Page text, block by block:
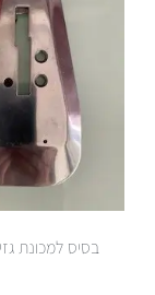
בסיס למכונת